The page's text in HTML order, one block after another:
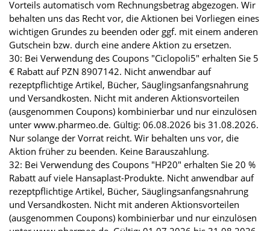
Vorteils automatisch vom Rechnungsbetrag abgezogen. Wir
behalten uns das Recht vor, die Aktionen bei Vorliegen eines
wichtigen Grundes zu beenden oder ggf. mit einem anderen
Gutschein bzw. durch eine andere Aktion zu ersetzen.
30: Bei Verwendung des Coupons "Ciclopoli5" erhalten Sie 5
€ Rabatt auf PZN 8907142. Nicht anwendbar auf
rezeptpflichtige Artikel, Bücher, Säuglingsanfangsnahrung
und Versandkosten. Nicht mit anderen Aktionsvorteilen
(ausgenommen Coupons) kombinierbar und nur einzulösen
unter www.pharmeo.de. Gültig: 06.08.2026 bis 31.08.2026.
Nur solange der Vorrat reicht. Wir behalten uns vor, die
Aktion früher zu beenden. Keine Barauszahlung.
32: Bei Verwendung des Coupons "HP20" erhalten Sie 20 %
Rabatt auf viele Hansaplast-Produkte. Nicht anwendbar auf
rezeptpflichtige Artikel, Bücher, Säuglingsanfangsnahrung
und Versandkosten. Nicht mit anderen Aktionsvorteilen
(ausgenommen Coupons) kombinierbar und nur einzulösen